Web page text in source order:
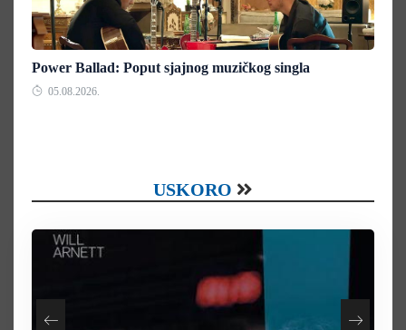
Power Ballad: Poput sjajnog muzičkog singla
05.08.2026.
USKORO